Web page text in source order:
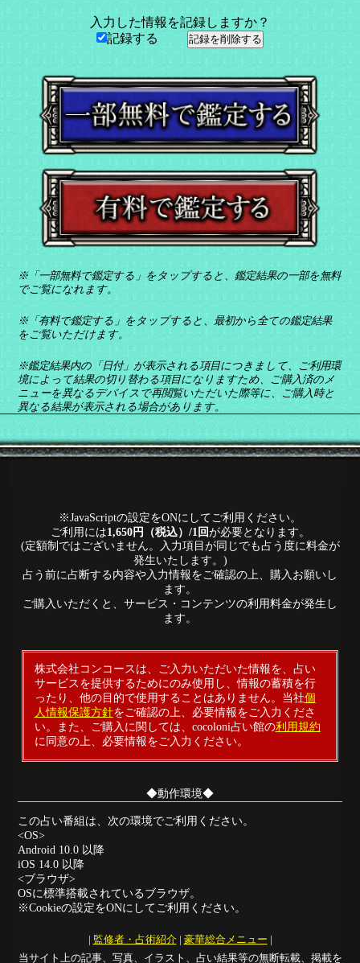
入力した情報を記録しますか？
記録する
※「一部無料で鑑定する」をタップすると、鑑定結果の一部を無料
でご覧になれます。
※「有料で鑑定する」をタップすると、最初から全ての鑑定結果
をご覧いただけます。
※鑑定結果内の「日付」が表示される項目につきまして、ご利用環
境によって結果の切り替わる項目になりますため、ご購入済のメ
ニューを異なるデバイスで再閲覧いただいた際等に、ご購入時と
異なる結果が表示される場合があります。
※JavaScriptの設定をONにしてご利用ください。
ご利用には1,650円（税込）/1回が必要となります。
(定額制ではございません。入力項目が同じでも占う度に料金が
発生いたします。)
占う前に占断する内容や入力情報をご確認の上、購入お願いし
ます。
ご購入いただくと、サービス・コンテンツの利用料金が発生し
ます。
株式会社コンコースは、ご入力いただいた情報を、占い
サービスを提供するためにのみ使用し、情報の蓄積を行
ったり、他の目的で使用することはありません。当社個
人情報保護方針をご確認の上、必要情報をご入力くださ
い。また、ご購入に関しては、cocoloni占い館の利用規約
に同意の上、必要情報をご入力ください。
◆動作環境◆
この占い番組は、次の環境でご利用ください。
<OS>
Android 10.0 以降
iOS 14.0 以降
<ブラウザ>
OSに標準搭載されているブラウザ。
※Cookieの設定をONにしてご利用ください。
| 監修者・占術紹介 | 豪華総合メニュー |
当サイト上の記事、写真、イラスト、占い結果等の無断転載、掲載を